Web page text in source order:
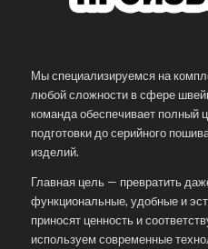
Мы специализируемся на
любой сложности в сфере
команда обеспечивает полный
подготовки до серийного
изделий.
Главная цель — превратить
функциональные, удобные и
приносят ценность и
используем современные